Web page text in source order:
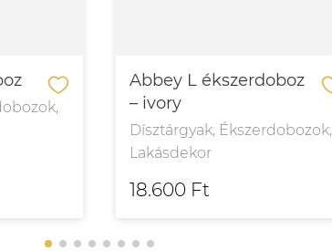
Abbey L ékszerdoboz
– ivory
Dísztárgyak, Ékszerdobozok,
Lakásdekor
18.600 Ft